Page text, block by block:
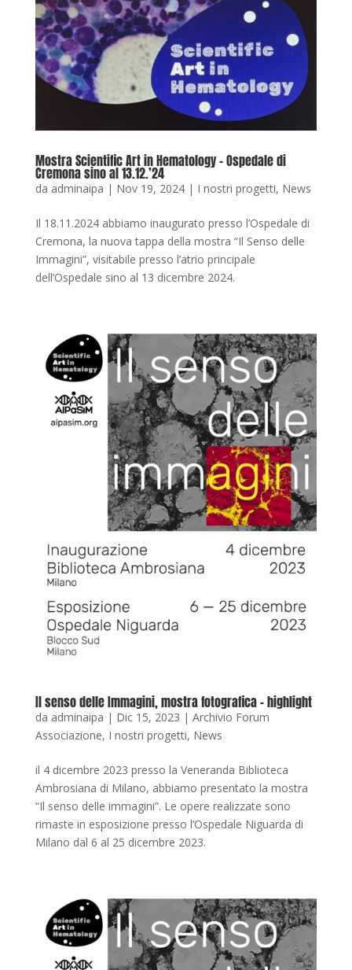
Mostra Scientific Art in Hematology – Ospedale di
Cremona sino al 13.12.’24
da adminaipa | Nov 19, 2024| I nostri progetti, News
Il 18.11.2024 abbiamo inaugurato presso l’Ospedale di
Cremona, la nuova tappa della mostra “Il Senso delle
Immagini”, visitabile presso l’atrio principale
dell’Ospedale sino al 13 dicembre 2024.
Il senso delle Immagini, mostra fotografica – highlight
da adminaipa | Dic 15, 2023 | Archivio Forum
Associazione, I nostri progetti, News
il 4 dicembre 2023 presso la Veneranda Biblioteca
Ambrosiana di Milano, abbiamo presentato la mostra
“Il senso delle immagini”. Le opere realizzate sono
rimaste in esposizione presso l’Ospedale Niguarda di
Milano dal 6 al 25 dicembre 2023.